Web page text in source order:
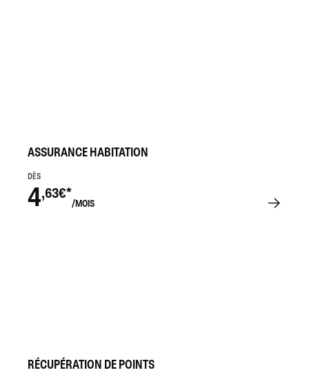
ASSURANCE HABITATION
DÈS
4,63€*
/MOIS
RÉCUPÉRATION DE POINTS